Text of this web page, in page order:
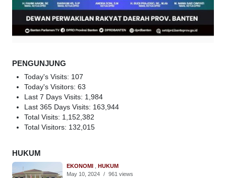
PENGUNJUNG
Today's Visits: 107
Today's Visitors: 63
Last 7 Days Visits: 1,984
Last 365 Days Visits: 163,944
Total Visits: 1,152,382
Total Visitors: 132,015
HUKUM
EKONOMI
HUKUM
May 10, 2024 / 961 views